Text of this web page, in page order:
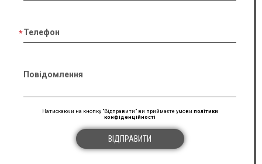
Телефон
Повідомлення
Натискаючи на кнопку "Відправити" ви приймаєте умови політики
конфіденційності
ВІДПРАВИТИ